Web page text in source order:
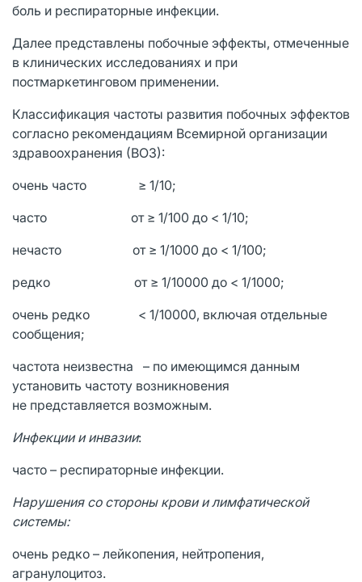
боль и респираторные инфекции.
Далее представлены побочные эффекты, отмеченные
в клинических исследованиях и при
постмаркетинговом применении.
Классификация частоты развития побочных эффектов
согласно рекомендациям Всемирной организации
здравоохранения (ВОЗ):
очень часто ≥ 1/10;
часто от ≥ 1/100 до < 1/10;
нечасто от ≥ 1/1000 до < 1/100;
редко от ≥ 1/10000 до < 1/1000;
очень редко < 1/10000, включая отдельные
сообщения;
частота неизвестна – по имеющимся данным
установить частоту возникновения
не представляется возможным.
Инфекции и инвазии:
часто – респираторные инфекции.
Нарушения со стороны крови и лимфатической
системы:
очень редко – лейкопения, нейтропения,
агранулоцитоз.